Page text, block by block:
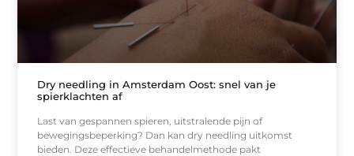
Dry needling in Amsterdam Oost: snel van je
spierklachten af
Last van gespannen spieren, uitstralende pijn of
bewegingsbeperking? Dan kan dry needling uitkomst
bieden. Deze effectieve behandelmethode pakt